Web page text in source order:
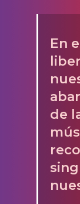
En
de